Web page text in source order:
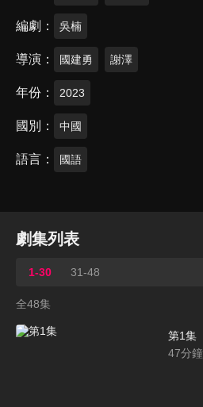
編劇 吳楠
導演 國建勇 謝澤
年份 2023
國別 中國
語言 國語
劇集列表
1-30 31-48
全48集
第1集
47分鐘